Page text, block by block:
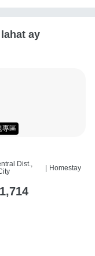
ay
專區
Dist.,
Homestay